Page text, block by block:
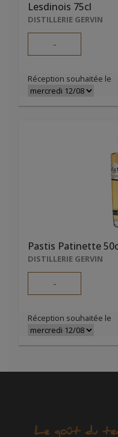
Lesdinois 75cl
DISTILLERIE GERVIN
-
Réception souhaitée le
Pastis Patinette
DISTILLERIE GERVIN
-
Réception souhaitée le